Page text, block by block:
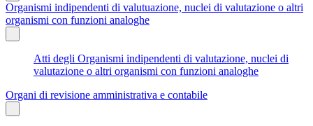
Organismi indipendenti di valutuazione, nuclei di valutazione o altri
organismi con funzioni analoghe
Atti degli Organismi indipendenti di valutazione, nuclei di
valutazione o altri organismi con funzioni analoghe
Organi di revisione amministrativa e contabile